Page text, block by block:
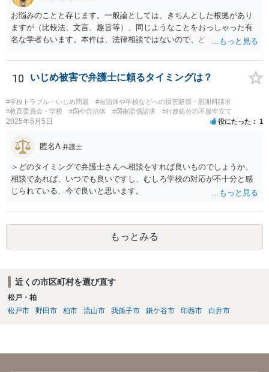
お悩みのことと存じます。一般論としては、きちんとした根拠があり
ますが（比較法、文言、趣旨等）、同じようなことをおっしゃった有
名な学者もいます。本件は、法律相談ではないので、どうしてもお知
ではなく直接教授をうけるのが良いと思われます。
10 いじめ被害で弁護士に頼るタイミングは？
#学校トラブル・いじめ問題
#自治体や学校などへの損害賠償・慰謝料請求
#教育委員会・学校
#国や自治体 #国家賠償請求 #行政処分の不服申立て
2025年6月5日 役にたった 1
匿名A 弁護士
＞どのタイミングで弁護士さんへ相談をすれば良いものでしょうか。
相談であれば、いつでも良いですし、むしろ学校の対応が不十分と感
じられている、今で良いと思います。
もっとみる
近くの市区町村を選び直す
松戸・柏
松戸市
野田市 柏市 流山市 我孫子市 鎌ケ谷市 印西市 白井市